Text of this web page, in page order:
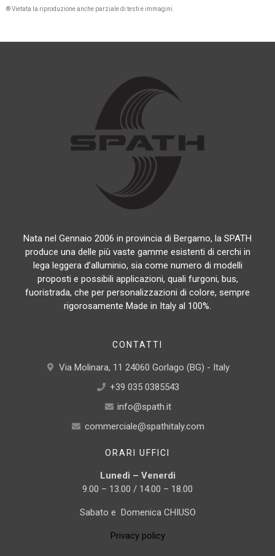
® Vietata la riproduzione anche parziale di testi e immagini.
Nata nel Gennaio 2006 in provincia di Bergamo, la SPATH
produce una delle più vaste gamme esistenti di cerchi in
lega leggera d’alluminio, sia come numero di modelli
proposti e possibili applicazioni, quali furgoni, bus,
fuoristrada, che per personalizzazioni di colore, sempre
rigorosamente Made in Italy al 100%.
CONTATTI
Via Molinara, 11 24060 Gorlago (BG) - Italy
+39 035 0385543
info@spath.it
commerciale@spathitaly.com
ORARI UFFICI
Lunedì – Venerdi
9.00 – 13.00 / 14.00 – 18.00
Sabato e Domenica CHIUSO
Privacy policy